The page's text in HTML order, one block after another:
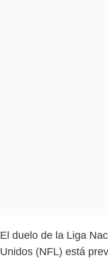
El duelo de la Liga
Unidos (NFL) está